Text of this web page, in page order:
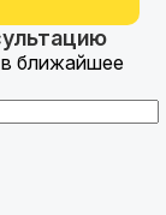
в ближайшее